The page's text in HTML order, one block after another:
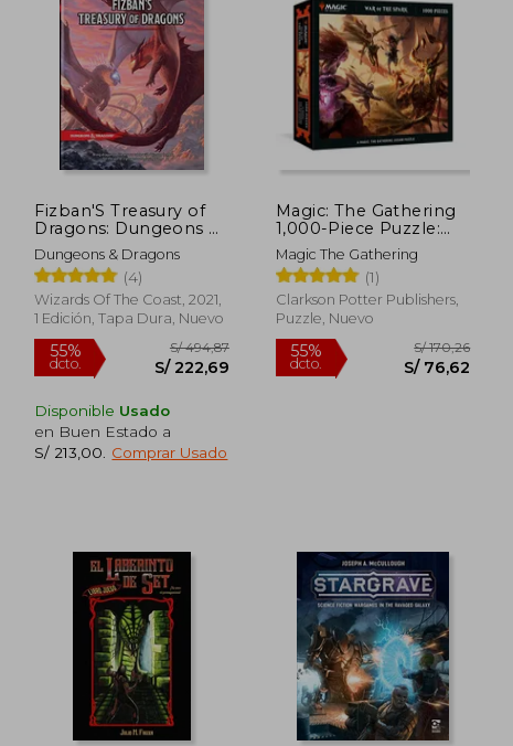
55%
dcto.
S/ 242,70
S/ 109,21
55%
dcto.
Fizban'S Treasury of
Dragons: Dungeons &
Dragons (Ddn)
(Dungeons and
Dragons) (en Inglés)
Dungeons & Dragons
(4)
Wizards Of The Coast, 2021,
1 Edición, Tapa Dura, Nuevo
55%
dcto.
S/ 494,87
Disponible Usado
en Buen Estado a
S/ 213,00
Comprar Usado
Magic: The Gathering
1,000-Piece Puzzle:
War of the Spark: A
Magic: The Gathering
Jigsaw Puzzle: Jigsaw
Puzzles for Adults (en
Inglés)
Magic The Gathering
(1)
Clarkson Potter Publishers,
Puzzle, Nuevo
55%
dcto.